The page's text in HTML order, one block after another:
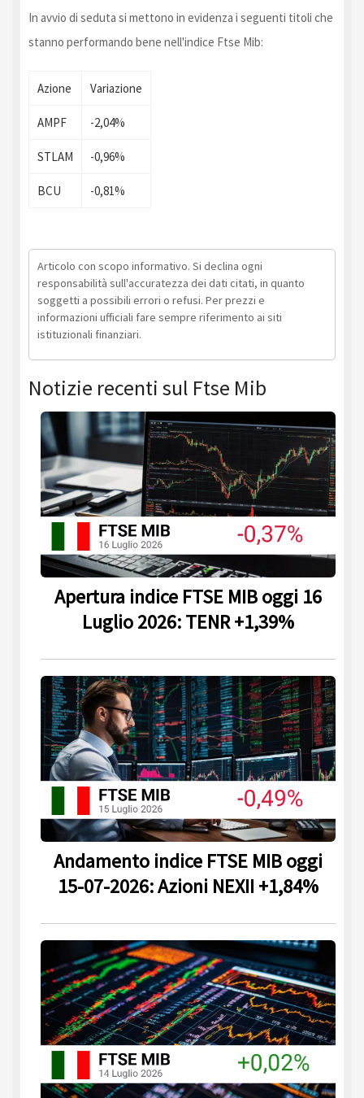
In avvio di seduta si mettono in evidenza i seguenti titoli che
stanno performando bene nell'indice Ftse Mib:
Azione Variazione
AMPF -2,04%
STLAM -0,96%
BCU -0,81%
Articolo con scopo informativo. Si declina ogni
responsabilità sull'accuratezza dei dati citati, in quanto
soggetti a possibili errori o refusi. Per prezzi e
informazioni ufficiali fare sempre riferimento ai siti
istituzionali finanziari.
Notizie recenti sul Ftse Mib
Apertura indice FTSE MIB oggi 16
Luglio 2026: TENR +1,39%
Andamento indice FTSE MIB oggi
15-07-2026: Azioni NEXII +1,84%